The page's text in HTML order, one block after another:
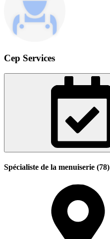
Cep Services
Spécialiste de la menuiserie (78)